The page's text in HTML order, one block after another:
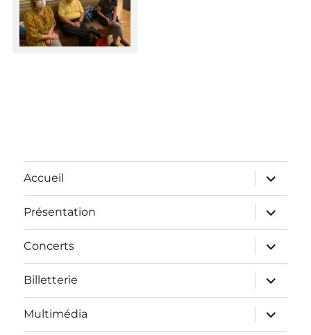
Accueil
Présentation
Concerts
Billetterie
Multimédia